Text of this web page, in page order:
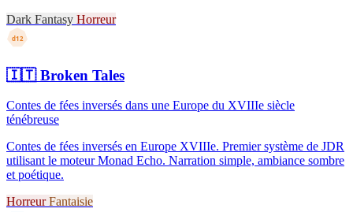
Dark Fantasy Horreur
d12
🇮🇹Broken Tales
Contes de fées inversés dans une Europe du XVIIIe siècle
ténébreuse
Contes de fées inversés en Europe XVIIIe. Premier système de JDR
utilisant le moteur Monad Echo. Narration simple, ambiance sombre
et poétique.
HorreurFantaisie